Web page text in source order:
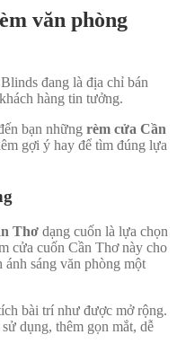
văn phòng
đang là địa chỉ bán
hàng tin tưởng.
bạn những rèm cửa Cần
gợi ý hay để tìm đúng lựa
Thơ dạng cuốn là lựa chọn
cửa cuốn Cần Thơ này cho
ánh sáng văn phòng một
bài trí như được mở rộng.
dụng, thêm gọn mắt, dễ